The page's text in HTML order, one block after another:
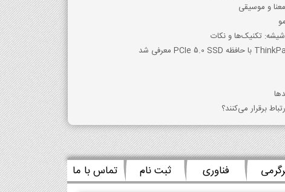
و موسیقی
تکنیک‌ها و نکات
برقرار می‌کنند؟
فناوری ثبت نام تماس با ما